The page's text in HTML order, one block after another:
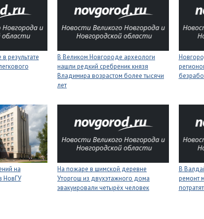
результате
В Великом Новгороде археологи
нашли редкий сребреник князя
Владимира возрастом более тысячи
лет
на
НовГУ
На пожаре в шимской деревне
Уторгош из двухэтажного дома
эвакуировали четырёх человек
В
ремонт